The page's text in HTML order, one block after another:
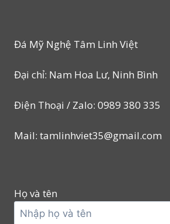
Đá Mỹ Nghệ Tâm Linh Việt
Đại chỉ: Nam Hoa Lư, Ninh Bình
Điện Thoại / Zalo: 0989 380 335
Mail: tamlinhviet35@gmail.com
Họ và tên